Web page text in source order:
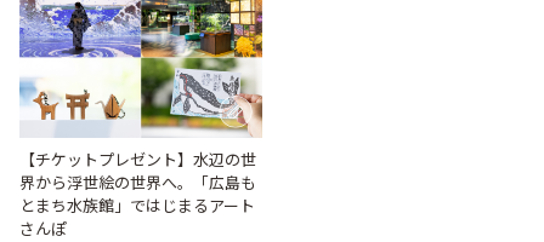
【チケットプレゼント】水辺の世
界から浮世絵の世界へ。「広島も
とまち水族館」ではじまるアート
さんぽ